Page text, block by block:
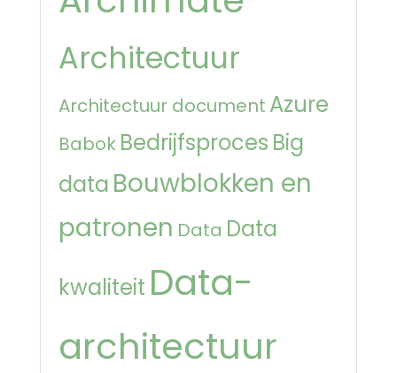
Architectuur
Architectuur document Azure
Babok Bedrijfsproces Big
data Bouwblokken en
patronen Data Data
kwaliteit Data-
architectuur